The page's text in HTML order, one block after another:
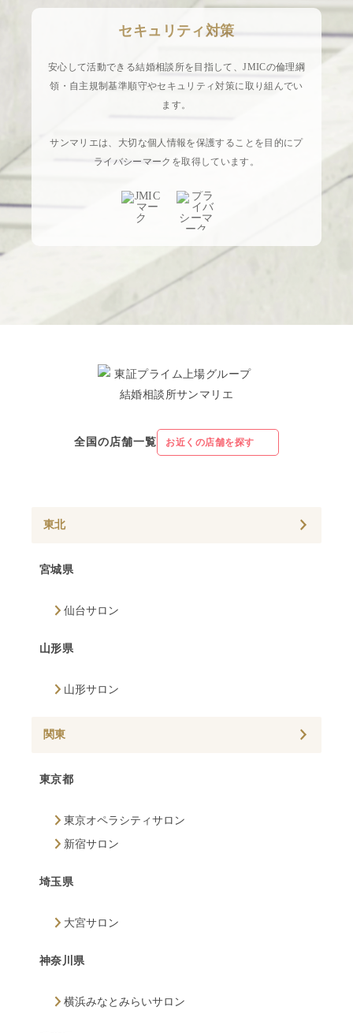
セキュリティ対策
安心して活動できる結婚相談所を目指して、JMICの倫理綱
領・自主規制基準順守やセキュリティ対策に取り組んでい
ます。
サンマリエは、大切な個人情報を保護することを目的にプ
ライバシーマークを取得しています。
全国の店舗一覧 お近くの店舗を探す
東北
宮城県
仙台サロン
山形県
山形サロン
関東
東京都
東京オペラシティサロン
新宿サロン
埼玉県
大宮サロン
神奈川県
横浜みなとみらいサロン